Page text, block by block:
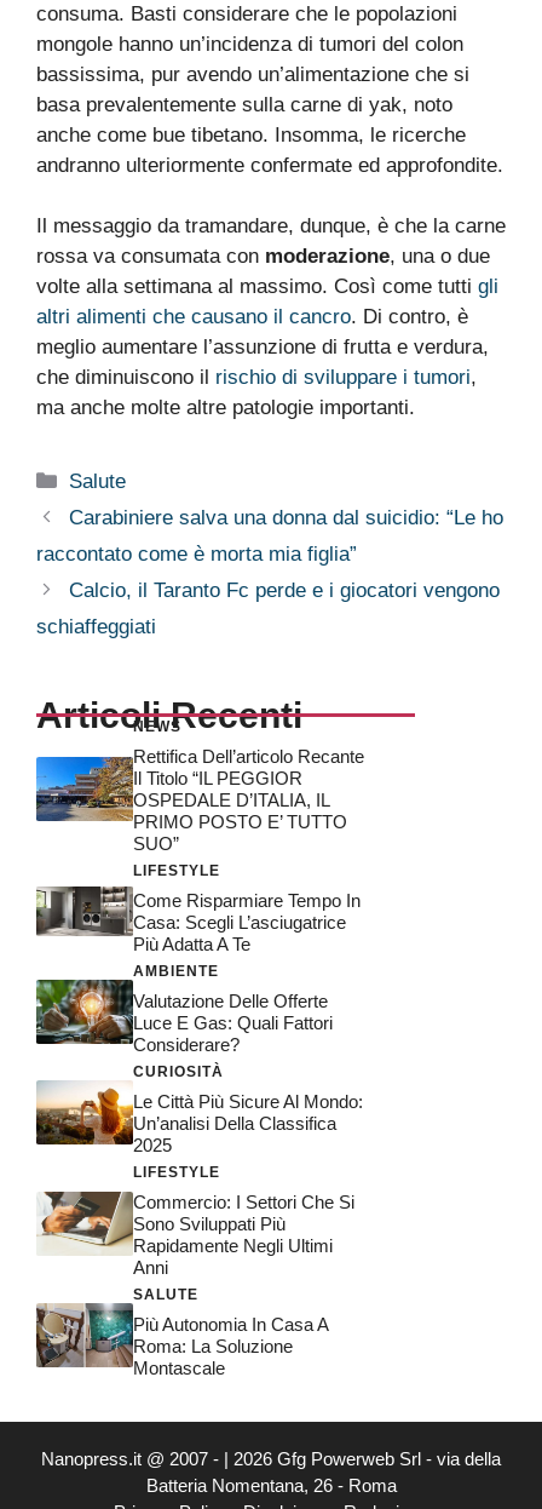
consuma. Basti considerare che le popolazioni
mongole hanno un’incidenza di tumori del colon
bassissima, pur avendo un’alimentazione che si
basa prevalentemente sulla carne di yak, noto
anche come bue tibetano. Insomma, le ricerche
andranno ulteriormente confermate ed approfondite.
Il messaggio da tramandare, dunque, è che la carne
rossa va consumata con moderazione, una o due
volte alla settimana al massimo. Così come tutti gli
altri alimenti che causano il cancro. Di contro, è
meglio aumentare l’assunzione di frutta e verdura,
che diminuiscono il rischio di sviluppare i tumori,
ma anche molte altre patologie importanti.
Categorie
Salute
Carabiniere salva una donna dal suicidio: “Le ho
raccontato come è morta mia figlia”
Calcio, il Taranto Fc perde e i giocatori vengono
schiaffeggiati
Articoli Recenti
NEWS
Rettifica Dell’articolo Recante
Il Titolo “IL PEGGIOR
OSPEDALE D’ITALIA, IL
PRIMO POSTO E’ TUTTO
SUO”
LIFESTYLE
Come Risparmiare Tempo In
Casa: Scegli L’asciugatrice
Più Adatta A Te
AMBIENTE
Valutazione Delle Offerte
Luce E Gas: Quali Fattori
Considerare?
CURIOSITÀ
Le Città Più Sicure Al Mondo:
Un’analisi Della Classifica
2025
LIFESTYLE
Commercio: I Settori Che Si
Sono Sviluppati Più
Rapidamente Negli Ultimi
Anni
SALUTE
Più Autonomia In Casa A
Roma: La Soluzione
Montascale
Nanopress.it @ 2007 - | 2026 Gfg Powerweb Srl - via della
Batteria Nomentana, 26 - Roma